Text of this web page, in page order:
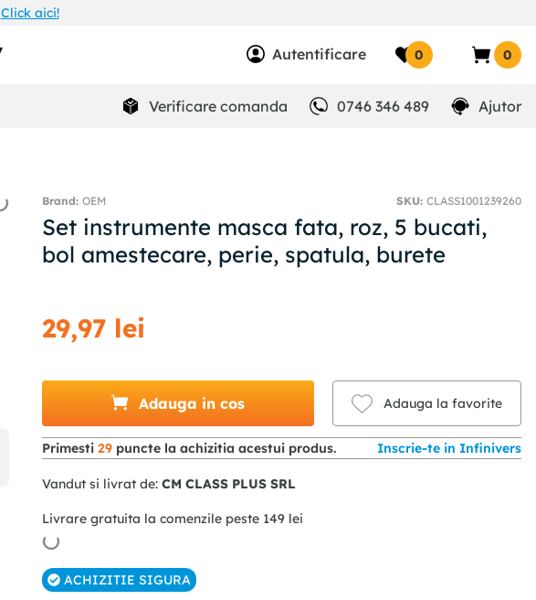
Click aici!
Autentificare 0 0
Verificare comanda 0746 346 489 Ajutor
OEM SKU: CLASS1001239260
Set instrumente masca fata, roz, 5 bucati,
bol amestecare, perie, spatula, burete
29,97 lei
Adauga in cos Adauga la favorite
Primesti29 puncte la achizitia acestui produs. Inscrie-te in Infinivers
Vandut si livrat de: CM CLASS PLUS SRL
Livrare gratuita la comenzile peste 149 lei
ACHIZITIE SIGURA